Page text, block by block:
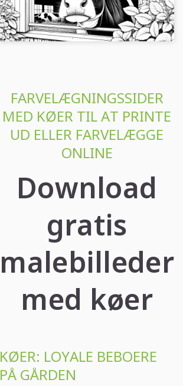
ved vinduet. Download gratis nu og
farvelæg!...
FARVELÆGNINGSSIDER
MED KØER TIL AT PRINTE
UD ELLER FARVELÆGGE
ONLINE
Download
gratis
malebilleder
med køer
KØER: LOYALE BEBOERE
PÅ GÅRDEN